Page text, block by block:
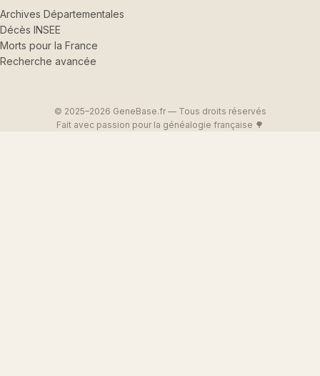
Archives Départementales
Décès INSEE
Morts pour la France
Recherche avancée
© 2025–2026 GeneBase.fr — Tous droits réservés
Fait avec passion pour la généalogie française 🌳